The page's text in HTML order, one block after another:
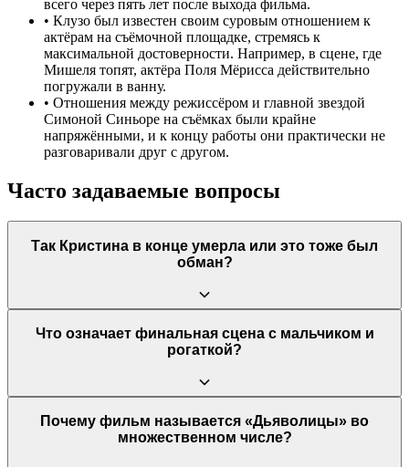
всего через пять лет после выхода фильма.
• Клузо был известен своим суровым отношением к
актёрам на съёмочной площадке, стремясь к
максимальной достоверности. Например, в сцене, где
Мишеля топят, актёра Поля Мёрисса действительно
погружали в ванну.
• Отношения между режиссёром и главной звездой
Симоной Синьоре на съёмках были крайне
напряжёнными, и к концу работы они практически не
разговаривали друг с другом.
Часто задаваемые вопросы
Так Кристина в конце умерла или это тоже был
обман?
Да, Кристина действительно умирает в конце фильма. Её
смерть от сердечного приступа, вызванного шоком, была
от «смерти» Мишеля, её гибель была настоящей.
Что означает финальная сцена с мальчиком и
рогаткой?
Эта сцена имеет несколько трактовок. Мальчик говорит, что
рогатку ему вернула Кристина, хотя она уже мертва. Это
Почему фильм называется «Дьяволицы» во
множественном числе?